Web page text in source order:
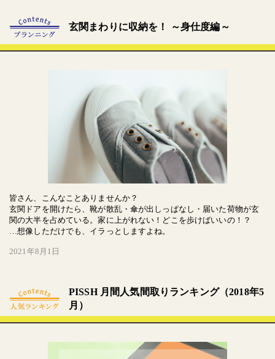
玄関まわりに収納を！ ～身仕度編～
皆さん、こんなことありませんか？
玄関ドアを開けたら、靴が散乱・傘が出しっぱなし・届いた荷物が玄
関の大半を占めている。家に上がれない！どこを歩けばいいの！？
…想像しただけでも、イラっとしますよね。
2021年8月1日
PISSH 月間人気間取りランキング（2018年5
月）